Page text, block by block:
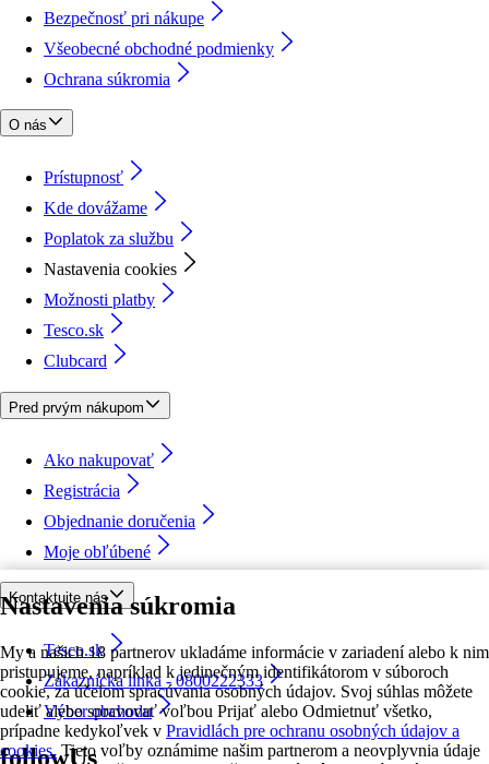
Nastavenia súkromia
My a našich 18 partnerov ukladáme informácie v zariadení alebo k nim
pristupujeme, napríklad k jedinečným identifikátorom v súboroch
cookie, za účelom spracúvania osobných údajov. Svoj súhlas môžete
udeliť alebo spravovať voľbou Prijať alebo Odmietnuť všetko,
prípadne kedykoľvek v Pravidlách pre ochranu osobných údajov a
cookies. Tieto voľby oznámime našim partnerom a neovplyvnia údaje
Bezpečnosť pri nákupe
Všeobecné obchodné podmienky
Ochrana súkromia
O nás
Prístupnosť
Kde dovážame
Poplatok za službu
Nastavenia cookies
Možnosti platby
Tesco.sk
Clubcard
Pred prvým nákupom
Ako nakupovať
Registrácia
Objednanie doručenia
Moje obľúbené
Kontaktujte nás
Tesco.sk
Zákaznícka linka - 0800222333
Výber obchodu
followUs